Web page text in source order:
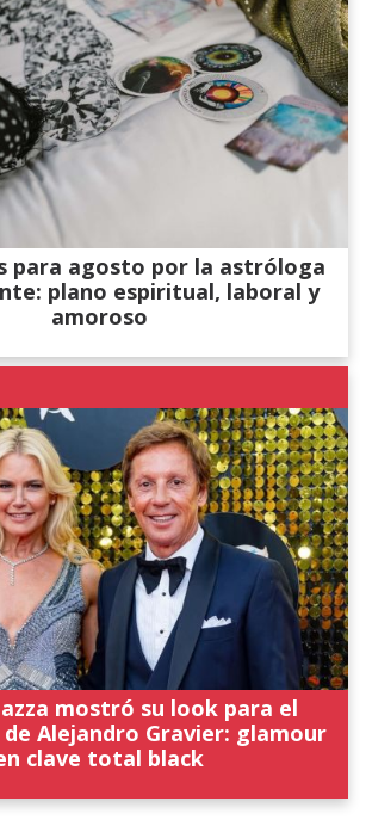
para agosto por la astróloga
plano espiritual, laboral y
amoroso
mostró su look para el
Alejandro Gravier: glamour
clave total black